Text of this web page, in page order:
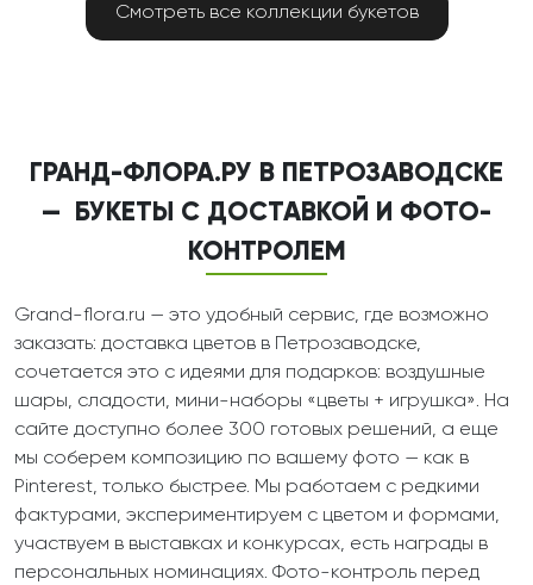
Смотреть все коллекции букетов
ГРАНД-ФЛОРА.РУ В ПЕТРОЗАВОДСКЕ
— БУКЕТЫ С ДОСТАВКОЙ И ФОТО-
КОНТРОЛЕМ
Grand-flora.ru — это удобный сервис, где возможно
заказать: доставка цветов в Петрозаводске,
сочетается это с идеями для подарков: воздушные
шары, сладости, мини-наборы «цветы + игрушка». На
сайте доступно более 300 готовых решений, а еще
мы соберем композицию по вашему фото — как в
Pinterest, только быстрее. Мы работаем с редкими
фактурами, экспериментируем с цветом и формами,
участвуем в выставках и конкурсах, есть награды в
персональных номинациях. Фото-контроль перед